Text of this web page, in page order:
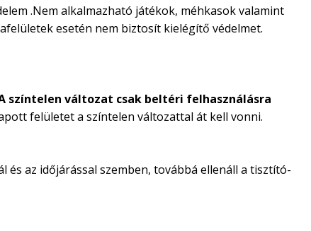
.Nem alkalmazható játékok, méhkasok valamint
esetén nem biztosít kielégítő védelmet.
színtelen változat csak beltéri felhasználásra
felületet a színtelen változattal át kell vonni.
és az időjárással szemben, továbbá ellenáll a tisztító-